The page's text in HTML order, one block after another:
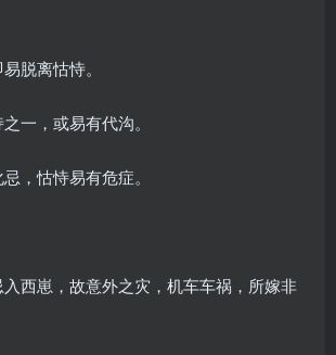
脱离怙恃。
一，或易有代沟。
，怙恃易有危症。
西崽，故意外之灾，机车车祸，所嫁非